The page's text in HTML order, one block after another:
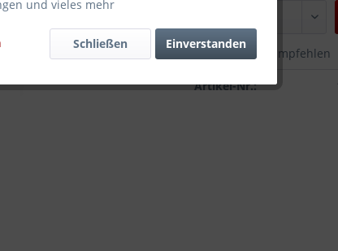
Merken Empfehlen
Artikel-Nr.:
und vieles mehr
Einverstanden
Schließen